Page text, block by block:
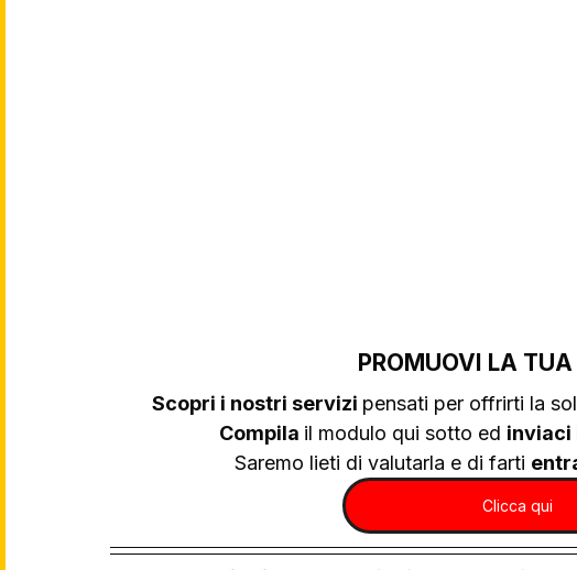
PROMUOVI LA
Scopri i nostri servizi pensati per offrirti la
Compila il modulo qui sotto ed inviaci
Saremo lieti di valutarla e di farti
Clicca qui